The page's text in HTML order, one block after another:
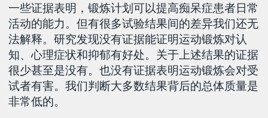
一些证据表明，锻炼计划可以提高痴呆症患者日常
活动的能力。但有很多试验结果间的差异我们还无
法解释。研究发现没有证据能证明运动锻炼对认
知、心理症状和抑郁有好处。关于上述结果的证据
很少甚至是没有。也没有证据表明运动锻炼会对受
试者有害。我们判断大多数结果背后的总体质量是
非常低的。